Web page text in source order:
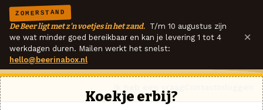
ZOMERSTAND
De Beer ligt met z'n voetjes in het zand. T/m 10 augustus zijn
we wat minder goed bereikbaar en kan je levering 1 tot 4
werkdagen duren. Mailen werkt het snelst:
hello@beerinabox.nl
×
Koekje erbij?